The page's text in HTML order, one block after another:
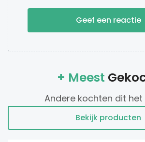
Geef een reactie
+ Meest
Andere kochten dit
Bekijk producten